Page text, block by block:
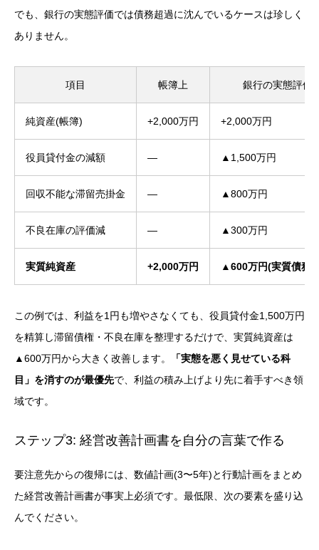
でも、銀行の実態評価では債務超過に沈んでいるケースは珍しく
ありません。
項目 帳簿上 銀行の実態評価
純資産(帳簿) +2,000万円 +2,000万円
役員貸付金の減額 — ▲1,500万円
回収不能な滞留売掛金 — ▲800万円
不良在庫の評価減 — ▲300万円
実質純資産 +2,000万円 ▲600万円(実質債務
この例では、利益を1円も増やさなくても、役員貸付金1,500万円
を精算し滞留債権・不良在庫を整理するだけで、実質純資産は
▲600万円から大きく改善します。
「実態を悪く見せている科
目」を消すのが最優先で、利益の積み上げより先に着手すべき領
域です。
ステップ3: 経営改善計画書を自分の言葉で作る
要注意先からの復帰には、数値計画(3〜5年)と行動計画をまとめ
た経営改善計画書が事実上必須です。最低限、次の要素を盛り込
んでください。